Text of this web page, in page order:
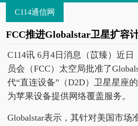
C114通信网
FCC推进Globalstar卫星扩容
C114讯 6月4日消息（苡臻）近
员会（FCC）太空局批准了
代“直连设备”（D2D）卫星星座
为苹果设备提供网络覆盖服务。
Globalstar表示，其针对美国市场